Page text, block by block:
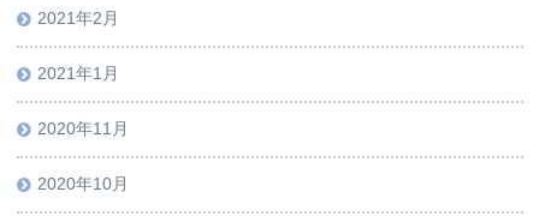
2021年2月
2021年1月
2020年11月
2020年10月